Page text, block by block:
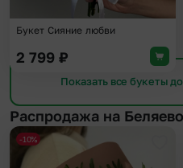
Букет Сияние любви
2 799 ₽
Показать все букеты
Распродажа на Беляево
-10%